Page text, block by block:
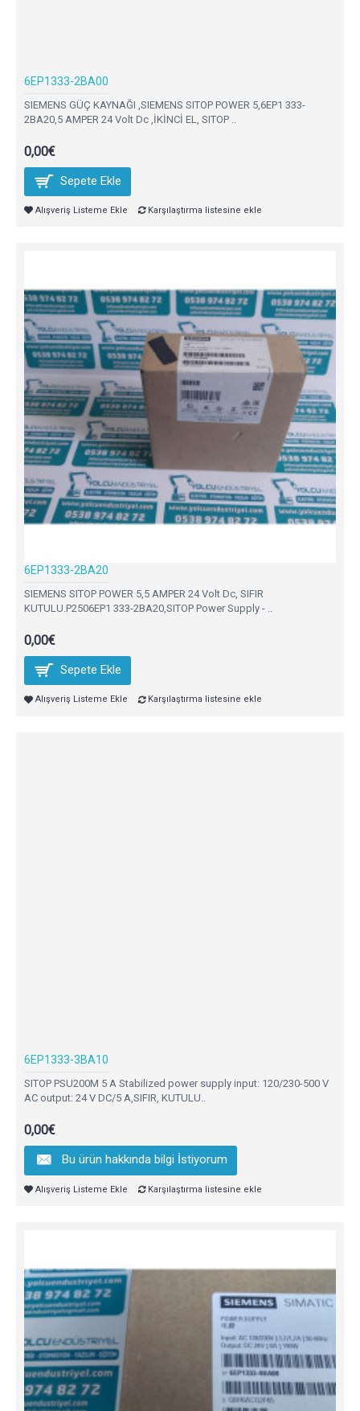
6EP1333-2BA00
SIEMENS GÜÇ KAYNAĞI ,SIEMENS SITOP POWER 5,6EP1 333-
2BA20,5 AMPER 24 Volt Dc ,İKİNCİ EL, SITOP ..
0,00€
Sepete Ekle
Alışveriş Listeme Ekle Karşılaştırma listesine ekle
6EP1333-2BA20
SIEMENS SITOP POWER 5,5 AMPER 24 Volt Dc, SIFIR
KUTULU.P2506EP1 333-2BA20,SITOP Power Supply - ..
0,00€
Sepete Ekle
Alışveriş Listeme Ekle Karşılaştırma listesine ekle
6EP1333-3BA10
SITOP PSU200M 5 A Stabilized power supply input: 120/230-500 V
AC output: 24 V DC/5 A,SIFIR, KUTULU..
0,00€
Bu ürün hakkında bilgi İstiyorum
Alışveriş Listeme Ekle Karşılaştırma listesine ekle